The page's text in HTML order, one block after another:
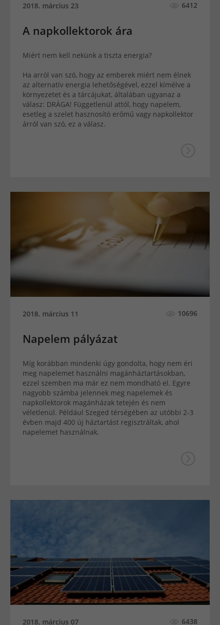
2018. március 23 6412
A napkollektorok ára
Miért nem kell nekünk a tiszta energia?
Ha arról van szó, hogy az emberek miért nem élnek
az alternatív energia lehetőségével, ezzel kímélve a
környezetet és a tárcájukat, általában ugyanaz a
válasz: DRÁGA! Függetlenül attól, hogy napelem,
esetleg a szelet hasznosító erőmű vagy napkollektor
árról van szó, ez a válasz.
2018. március 11 10696
Napelem pályázat
Míg korábban mindenki úgy gondolta, hogy nem éri
meg napelemet használni magánháztartásokban,
ezzel szemben ma már ez nem mondható el. Egyre
nagyobb számba jelennek meg napelemek és
napkollektorok magánházak tetején és nem
véletlenül. Például Szeged térségében az utóbbi 2-3
évben majd 400 új háztartást regisztráltak, ahol
napelemet használnak.
2018. március 07 6438